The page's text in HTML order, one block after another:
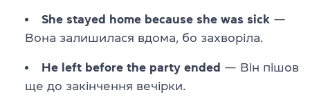
She stayed home because she was sick —
Вона залишилася вдома, бо захворіла.
He left before the party ended — Він пішов
ще до закінчення вечірки.